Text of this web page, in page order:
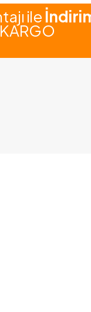
ile